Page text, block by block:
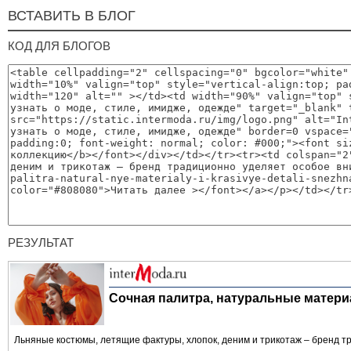
ВСТАВИТЬ В БЛОГ
КОД ДЛЯ БЛОГОВ
РЕЗУЛЬТАТ
Сочная палитра, натуральные
Льняные костюмы, летящие фактуры, хлопок, деним и трикотаж – бренд